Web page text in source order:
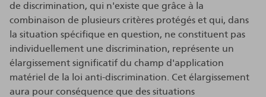
de discrimination, qui n'existe que grâce à la
combinaison de plusieurs critères protégés et qui, dans
la situation spécifique en question, ne constituent pas
individuellement une discrimination, représente un
élargissement significatif du champ d'application
matériel de la loi anti-discrimination. Cet élargissement
aura pour conséquence que des situations